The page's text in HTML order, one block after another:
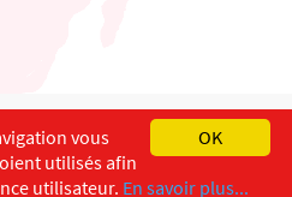
OK
vous
utilisés afin
utilisateur. En savoir plus...